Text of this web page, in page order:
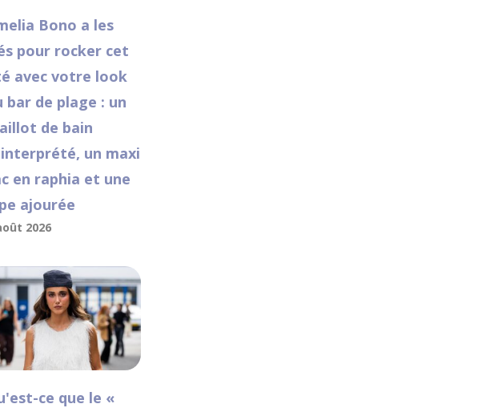
Bono a les
pour rocker cet
avec votre look
bar de plage : un
de bain
un maxi
en raphia et une
ajourée
2026
ce que le «